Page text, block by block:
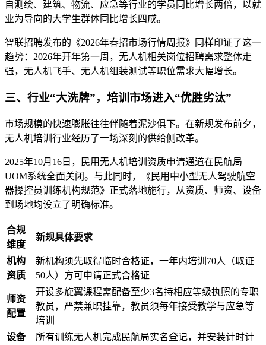
自测绘、建筑、物流、应急等行业的学员同比增长两倍，以就
业为导向的大学生群体同比增长四成。
智联招聘发布的《2026年春招市场行情周报》同样印证了这一
趋势：2026年开年第一周，无人机相关岗位招聘需求整体走
强，无人机飞手、无人机组装测试等职位需求大幅增长。
三、行业“大洗牌”，培训市场进入“优胜劣汰”
市场规模的快速膨胀往往伴随着泥沙俱下。在新规发布前夕，
无人机培训行业经历了一场深刻的供给侧改革。
2025年10月16日，民用无人机培训资质申请通道在民航局
UOM系统全面关闭。与此同时，《民用中小型无人驾驶航空
器操控员训练机构规范》正式落地施行，从资质、师资、设备
到场地均设立了明确标准。
合规
维度
新规具体要求
机构
资质
新机构须先取得临时合格证，一年内培训70人（取证
50人）方可申请正式合格证
师资
配置
开设多旋翼课程需配备至少3名持相应等级执照的专职
教员，严禁兼职挂靠，教员须每年接受教学与应急等
培训
设备
所有训练无人机完成民航局实名登记，并安装计时计